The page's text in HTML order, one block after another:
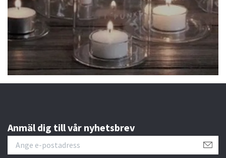
Anmäl dig till vår nyhetsbrev